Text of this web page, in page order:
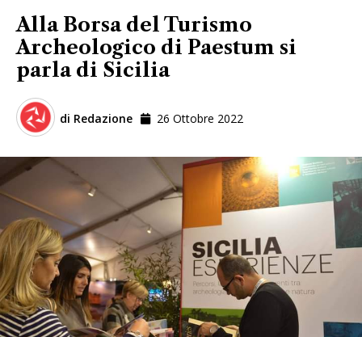
Alla Borsa del Turismo
Archeologico di Paestum si
parla di Sicilia
di Redazione 26 Ottobre 2022